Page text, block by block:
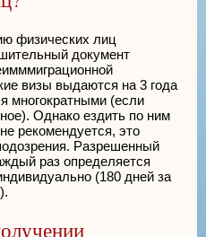
физических лиц
документ
визы выдаются на 3 года
многократными (если
Однако ездить по ним
рекомендуется, это
Разрешенный
раз определяется
(180 дней за